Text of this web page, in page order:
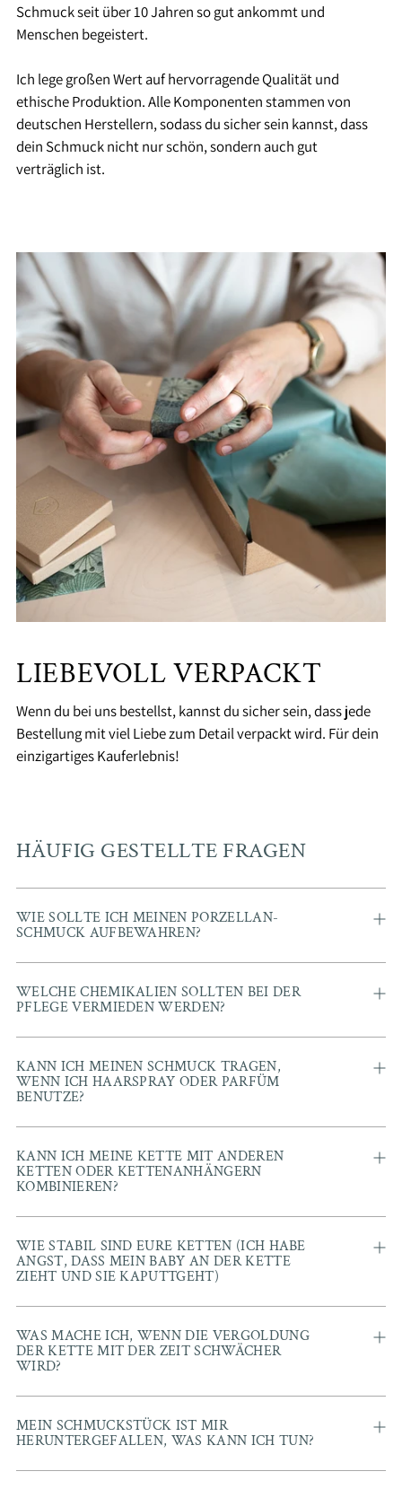
Schmuck seit über 10 Jahren so gut ankommt und
Menschen begeistert.
Ich lege großen Wert auf hervorragende Qualität und
ethische Produktion. Alle Komponenten stammen von
deutschen Herstellern, sodass du sicher sein kannst, dass
dein Schmuck nicht nur schön, sondern auch gut
verträglich ist.
LIEBEVOLL VERPACKT
Wenn du bei uns bestellst, kannst du sicher sein, dass jede
Bestellung mit viel Liebe zum Detail verpackt wird. Für dein
einzigartiges Kauferlebnis!
HÄUFIG GESTELLTE FRAGEN
WIE SOLLTE ICH MEINEN PORZELLAN-
SCHMUCK AUFBEWAHREN?
WELCHE CHEMIKALIEN SOLLTEN BEI DER
PFLEGE VERMIEDEN WERDEN?
KANN ICH MEINEN SCHMUCK TRAGEN,
WENN ICH HAARSPRAY ODER PARFÜM
BENUTZE?
KANN ICH MEINE KETTE MIT ANDEREN
KETTEN ODER KETTENANHÄNGERN
KOMBINIEREN?
WIE STABIL SIND EURE KETTEN (ICH HABE
ANGST, DASS MEIN BABY AN DER KETTE
ZIEHT UND SIE KAPUTTGEHT)
WAS MACHE ICH, WENN DIE VERGOLDUNG
DER KETTE MIT DER ZEIT SCHWÄCHER
WIRD?
MEIN SCHMUCKSTÜCK IST MIR
HERUNTERGEFALLEN, WAS KANN ICH TUN?